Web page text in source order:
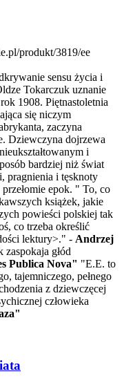
produkt/3819/ee
sensu życia i
Tokarczuk uznanie
1908. Piętnastoletnia
się niczym
zaczyna
Dziewczyna dojrzewa
i
bardziej niż świat
pragnienia i tęsknoty
epok. " To, co
książek, jakie
powieści polskiej tak
co trzeba określić
lektury>." - Andrzej
zaspokaja głód
Publica Nova" "E.E. to
tajemniczego, pełnego
z dziewczęcej
człowieka